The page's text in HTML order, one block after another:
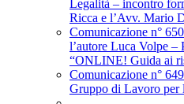
Legalità – incontro
Ricca e l’Avv. Mario
Comunicazione n°
l’autore Luca Volpe –
“ONLINE! Guida ai
Comunicazione n°
Gruppo di Lavoro per